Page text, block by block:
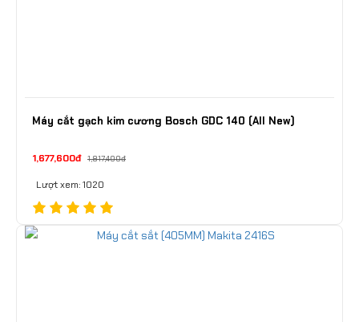
Máy cắt gạch kim cương Bosch GDC 140 (All New)
1,677,600đ 1,817,400đ
Lượt xem: 1020